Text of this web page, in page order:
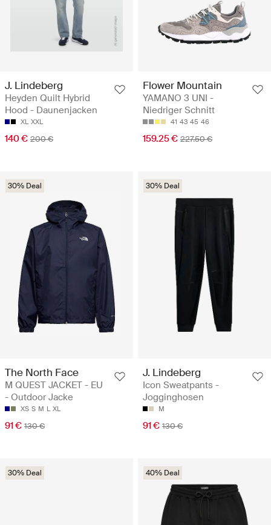
J. Lindeberg
Heyden Quilt Hybrid
Hood - Daunenjacken
XL XXL
140 € 200 €
Flower Mountain
YAMANO 3 UNI -
Niedriger Schnitt
41 43 45 46
159.25 € 227.50 €
30% Deal
The North Face
M QUEST JACKET - EU
- Outdoor Jacke
XS S M L XL
91 € 130 €
30% Deal
J. Lindeberg
Icon Sweatpants -
Jogginghosen
M
91 € 130 €
30% Deal 40% Deal